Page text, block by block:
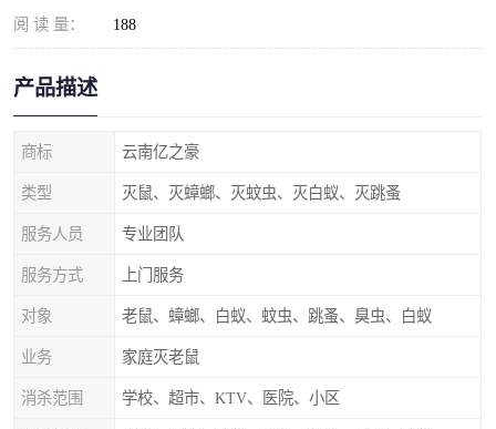
阅 读 量： 188
产品描述
商标 云南亿之豪
类型 灭鼠、灭蟑螂、灭蚊虫、灭白蚁、灭跳蚤
服务人员 专业团队
服务方式 上门服务
对象 老鼠、蟑螂、白蚁、蚊虫、跳蚤、臭虫、白蚁
业务 家庭灭老鼠
消杀范围 学校、超市、KTV、医院、小区